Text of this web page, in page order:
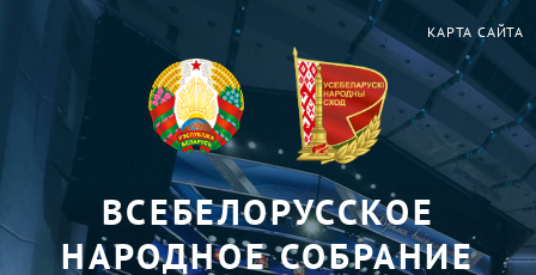
КАРТА САЙТА
ВСЕБЕЛОРУССКОЕ
НАРОДНОЕ СОБРАНИЕ